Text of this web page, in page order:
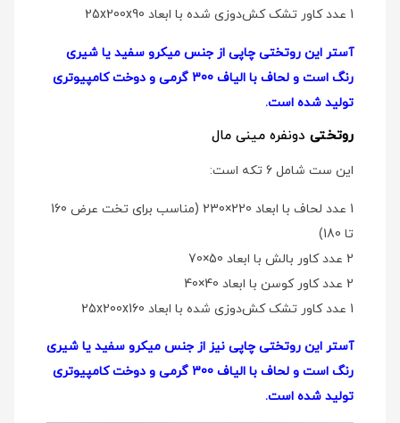
1 عدد کاور تشک کش‌دوزی شده با ابعاد 25x200x90
آستر این روتختی چاپی از جنس میکرو سفید یا شیری
رنگ است و لحاف با الیاف 300 گرمی و دوخت کامپیوتری
تولید شده است.
روتختی دو‌نفره مینی مال
این ست شامل 6 تکه است:
1 عدد لحاف با ابعاد 220×230 (مناسب برای تخت عرض 160
تا 180)
2 عدد کاور بالش با ابعاد 50×70
2 عدد کاور کوسن با ابعاد 40×40
1 عدد کاور تشک کش‌دوزی شده با ابعاد 25x200x160
آستر این روتختی چاپی نیز از جنس میکرو سفید یا شیری
رنگ است و لحاف با الیاف 300 گرمی و دوخت کامپیوتری
تولید شده است.